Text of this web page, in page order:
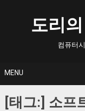
도리
컴퓨터
MENU
[태그:] 소프